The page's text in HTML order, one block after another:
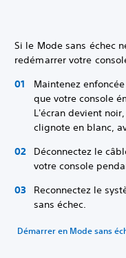
Si le Mode sans échec
redémarrer votre
Maintenez
que votre console
L'écran devient
clignote en blanc,
Déconnectez le
votre console
Reconnectez le
sans échec.
Démarrer en Mode sans